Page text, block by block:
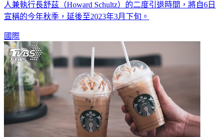
人兼執行長舒茲（Howard Schultz）的二度引退時間，將自6日
宣稱的今年秋季，延後至2023年3月下旬。
國際